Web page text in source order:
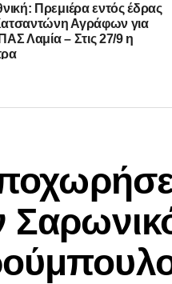
Πρεμιέρα εντός έδρας
Αγράφων για
Λαμία – Στις 27/9 η